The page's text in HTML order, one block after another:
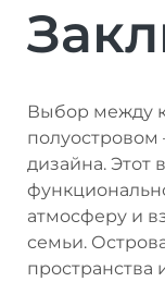
Выбор между
дизайна. Этот
атмосферу и
семьи.